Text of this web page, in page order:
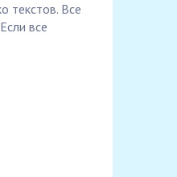
текстов. Все
все